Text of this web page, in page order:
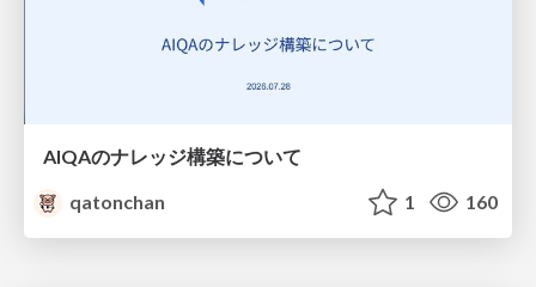
AIQAのナレッジ構築について
qatonchan
1 160